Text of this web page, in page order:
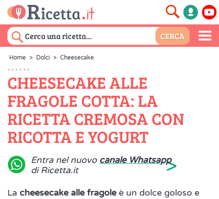
Home > Dolci > Cheesecake
CHEESECAKE ALLE
FRAGOLE COTTA: LA
RICETTA CREMOSA CON
RICOTTA E YOGURT
Entra nel nuovo canale Whatsapp
di Ricetta.it
>
La cheesecake alle fragoleè un dolce goloso e